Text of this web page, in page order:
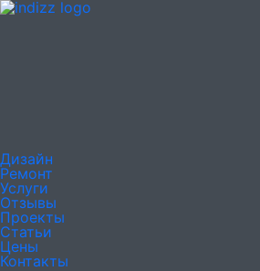
Дизайн
Ремонт
Услуги
Отзывы
Проекты
Статьи
Цены
Контакты